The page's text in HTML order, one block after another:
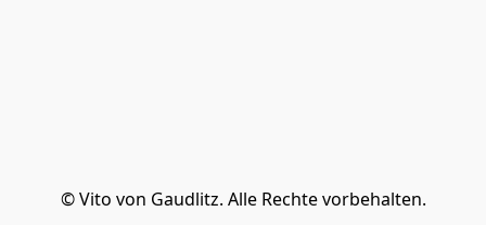
© Vito von Gaudlitz. Alle Rechte vorbehalten.